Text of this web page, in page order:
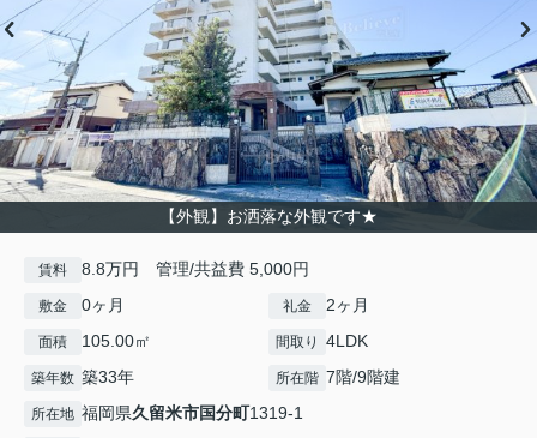
【外観】お洒落な外観です★
賃料 8.8万円 管理/共益費 5,000円
敷金 0ヶ月 礼金 2ヶ月
面積 105.00㎡ 間取り 4LDK
築年数 築33年 所在階 7階/9階建
所在地 福岡県久留米市国分町1319-1